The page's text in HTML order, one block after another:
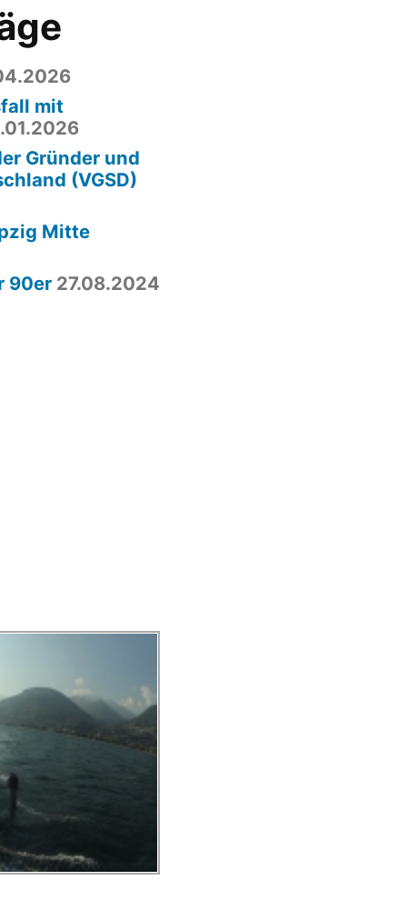
mit
Gründer und
(VGSD)
Mitte
90er 27.08.2024